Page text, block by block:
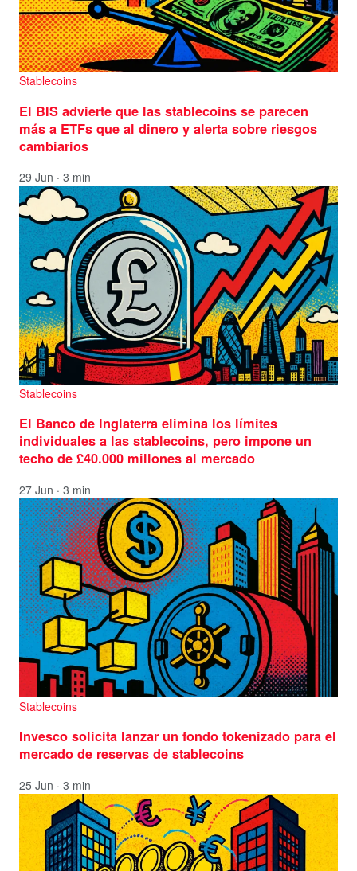
Stablecoins
El BIS advierte que las stablecoins se parecen
más a ETFs que al dinero y alerta sobre riesgos
cambiarios
29 Jun · 3 min
Stablecoins
El Banco de Inglaterra elimina los límites
individuales a las stablecoins, pero impone un
techo de £40.000 millones al mercado
27 Jun · 3 min
Stablecoins
Invesco solicita lanzar un fondo tokenizado para el
mercado de reservas de stablecoins
25 Jun · 3 min